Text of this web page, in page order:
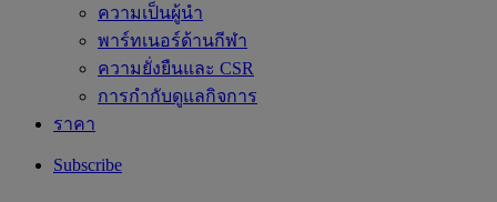
ความเป็นผู้นำ
พาร์ทเนอร์ด้านกีฬา
ความยั่งยืนและ CSR
การกำกับดูแลกิจการ
ราคา
Subscribe